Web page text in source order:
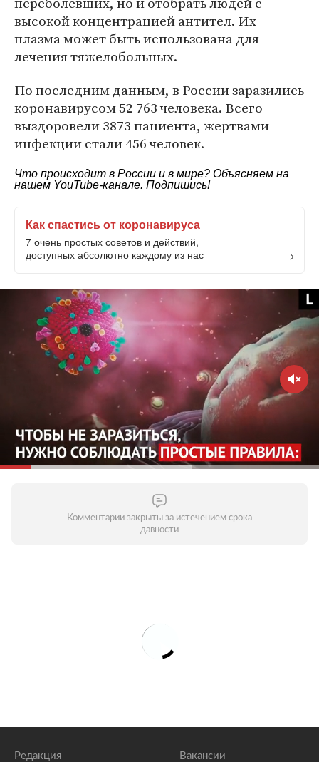
высокой концентрацией антител. Их
плазма может быть использована для
лечения тяжелобольных.
По последним данным, в России заразились
коронавирусом 52 763 человека. Всего
выздоровели 3873 пациента, жертвами
инфекции стали 456 человек.
Что происходит в России и в мире? Объясняем на
нашем YouTube-канале. Подпишись!
Как спастись от коронавируса
7 очень простых советов и действий,
доступных абсолютно каждому из нас
Комментарии закрыты за истечением срока
давности
Редакция Вакансии